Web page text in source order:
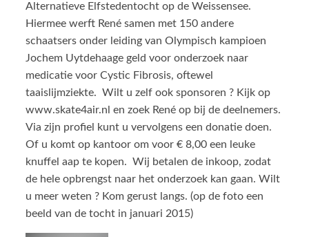
Alternatieve Elfstedentocht op de Weissensee.
Hiermee werft René samen met 150 andere
schaatsers onder leiding van Olympisch kampioen
Jochem Uytdehaage geld voor onderzoek naar
medicatie voor Cystic Fibrosis, oftewel
taaislijmziekte. Wilt u zelf ook sponsoren ? Kijk op
www.skate4air.nl en zoek René op bij de deelnemers.
Via zijn profiel kunt u vervolgens een donatie doen.
Of u komt op kantoor om voor € 8,00 een leuke
knuffel aap te kopen. Wij betalen de inkoop, zodat
de hele opbrengst naar het onderzoek kan gaan. Wilt
u meer weten ? Kom gerust langs. (op de foto een
beeld van de tocht in januari 2015)